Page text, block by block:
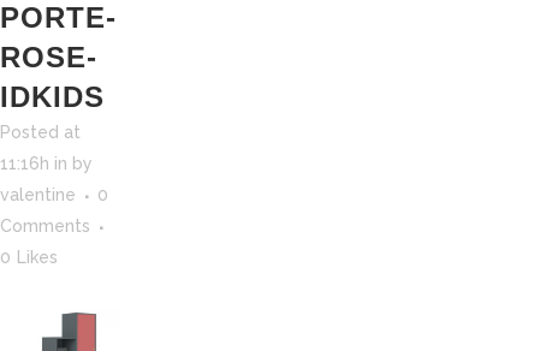
PORTE-
ROSE-
IDKIDS
Posted at
11:16h in by
valentine
0
Comments
0
Likes